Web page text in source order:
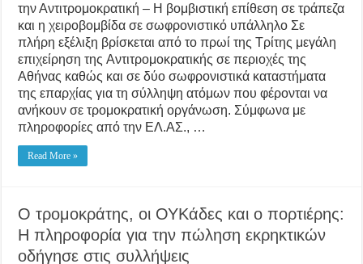
την Αντιτρομοκρατική – Η βομβιστική επίθεση σε τράπεζα
και η χειροβομβίδα σε σωφρονιστικό υπάλληλο Σε
πλήρη εξέλιξη βρίσκεται από το πρωί της Τρίτης μεγάλη
επιχείρηση της Αντιτρομοκρατικής σε περιοχές της
Αθήνας καθώς και σε δύο σωφρονιστικά καταστήματα
της επαρχίας για τη σύλληψη ατόμων που φέρονται να
ανήκουν σε τρομοκρατική οργάνωση. Σύμφωνα με
πληροφορίες από την ΕΛ.ΑΣ., …
Read More »
Ο τρομοκράτης, οι ΟΥΚάδες και ο πορτιέρης:
Η πληροφορία για την πώληση εκρηκτικών
οδήγησε στις συλλήψεις